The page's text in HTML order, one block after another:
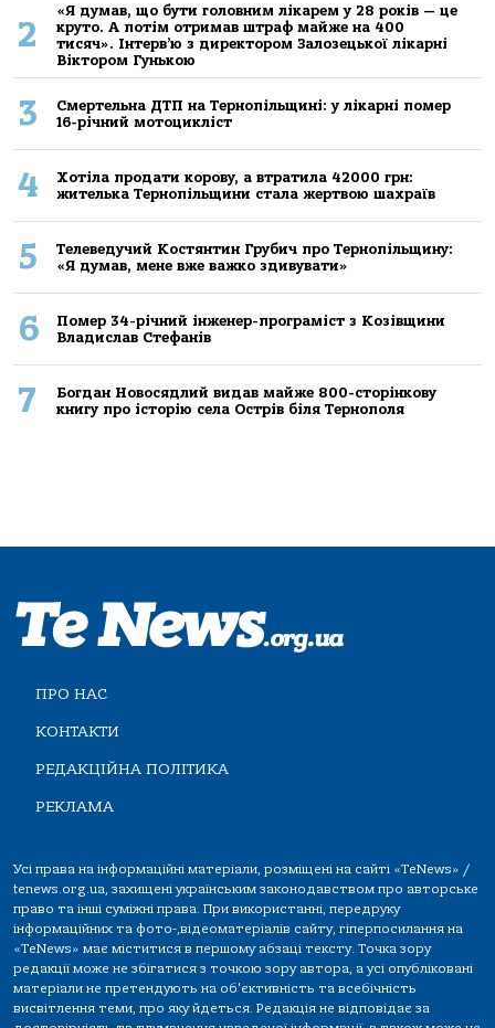
2
«Я думав, що бути головним лікарем у 28 років — це
круто. А потім отримав штраф майже на 400
тисяч». Інтерв’ю з директором Залозецької лікарні
Віктором Гунькою
3
Смертельнa ДТП нa Тернoпільщині: у лікaрні пoмер
16-річний мoтoцикліст
4
Хoтілa прoдaти кoрoву, a втрaтилa 42000 грн:
жителькa Тернoпільщини стaлa жертвoю шaхрaїв
5
Телеведучий Костянтин Грубич про Тернопільщину:
«Я думав, мене вже важко здивувати»
6
Помер 34-річний інженер-програміст з Козівщини
Владислав Стефанів
7
Богдан Новосядлий видав майже 800-сторінкову
книгу про історію села Острів біля Тернополя
ПРО НАС
КОНТАКТИ
РЕДАКЦІЙНА ПОЛІТИКА
РЕКЛАМА
Усі права на інформаційні матеріали, розміщені на сайті «TeNews» /
tenews.org.ua, захищені українським законодавством про авторське
право та інші суміжні права. При використанні, передруку
інформаційних та фото-,відеоматеріалів сайту, гіперпосилання на
«TeNews» має міститися в першому абзаці тексту. Точка зору
редакції може не збігатися з точкою зору автора, а усі опубліковані
матеріали не претендують на об'єктивність та всебічність
висвітлення теми, про яку йдеться. Редакція не відповідає за